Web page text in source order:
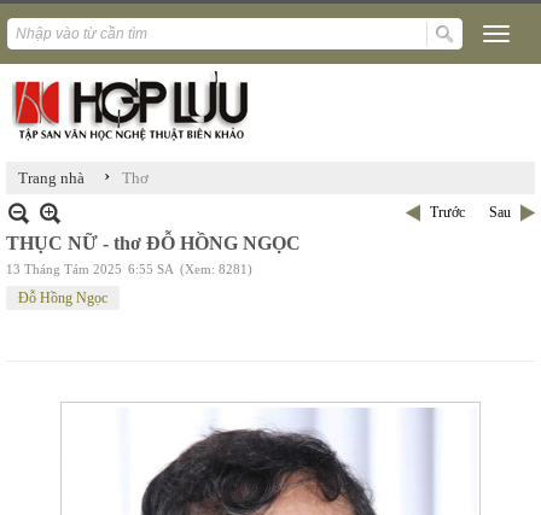
Trang nhà › Thơ
Trước Sau
THỤC NỮ - thơ ĐỖ HỒNG NGỌC
13 Tháng Tám 2025 6:55 SA (Xem: 8281)
Đỗ Hồng Ngọc